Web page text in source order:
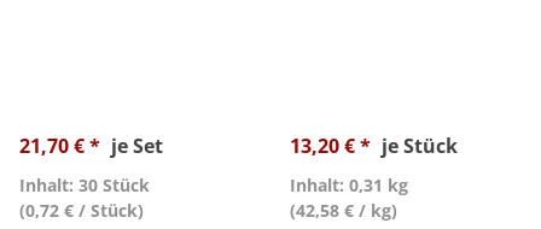
21,70 € * je Set
Inhalt: 30 Stück
(0,72 € / Stück)
13,20 € * je Stück
Inhalt: 0,31 kg
(42,58 € / kg)